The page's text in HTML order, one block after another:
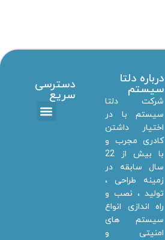
درباره دلتا
سیستم
شرکت دلتا
سیستم با در
اختیار داشتن
کادری مجرب و
با بیش از 22
سال سابقه در
زمینه طراحی ،
تولید ، نصب و
راه اندازی انواع
سیستم های
امنیتی و
دسترسی
سریع